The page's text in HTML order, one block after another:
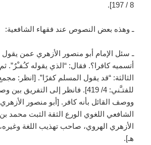
8 / 197].
ـ وهذه بعض النصوص عند فقهاء الشافعية:
ـ سئل الإمام أبو منصور الأزهري عمن يقول
أتسميه كافرا؟. فقال: “الذي يقوله كـُفـْرٌ”.
الثالثة: “قد يقول المسلم كفرًا”. [انظر: مجمع
للفتـَّني: 4/ 419]. فانظر إلى التفريق
ووصف القائل بأنه كافر. [أبو منصور
الشافعي اللغوي الورع الثقة الثبت محمد
هـ].